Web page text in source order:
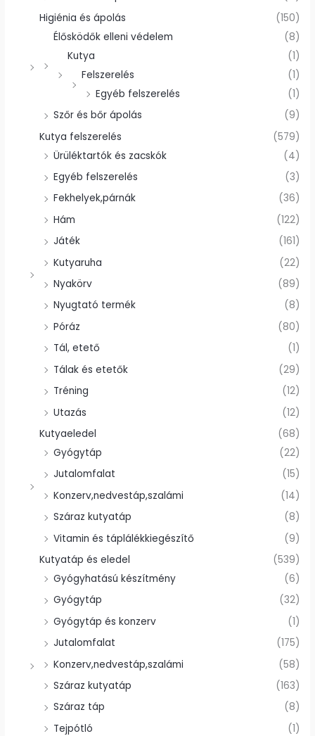
Higiénia és ápolás
(150)
Élősködők elleni védelem
(8)
Kutya
(1)
Felszerelés
(1)
Egyéb felszerelés
(1)
Szőr és bőr ápolás
(9)
Kutya felszerelés
(579)
Ürüléktartók és zacskók
(4)
Egyéb felszerelés
(3)
Fekhelyek,párnák
(36)
Hám
(122)
Játék
(161)
Kutyaruha
(22)
Nyakörv
(89)
Nyugtató termék
(8)
Póráz
(80)
Tál, etető
(1)
Tálak és etetők
(29)
Tréning
(12)
Utazás
(12)
Kutyaeledel
(68)
Gyógytáp
(22)
Jutalomfalat
(15)
Konzerv,nedvestáp,szalámi
(14)
Száraz kutyatáp
(8)
Vitamin és táplálékkiegészítő
(9)
Kutyatáp és eledel
(539)
Gyógyhatású készítmény
(6)
Gyógytáp
(32)
Gyógytáp és konzerv
(1)
Jutalomfalat
(175)
Konzerv,nedvestáp,szalámi
(58)
Száraz kutyatáp
(163)
Száraz táp
(8)
Tejpótló
(1)